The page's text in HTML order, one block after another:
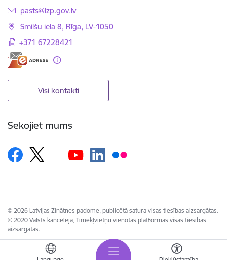
E-pasts:
pasts@lzp.gov.lv
Smilšu iela 8, Rīga, LV-1050
+371 67228421
Visi kontakti
Sekojiet mums
© 2026 Latvijas Zinātnes padome, publicētā satura visas tiesības aizsargātas.
© 2020 Valsts kanceleja, Tīmekļvietņu vienotās platformas visas tiesības
aizsargātas.